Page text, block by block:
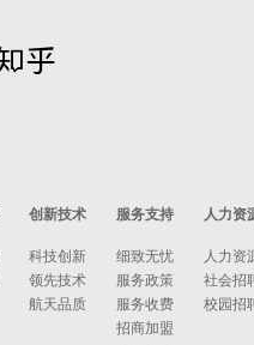
创新技术
科技创新
领先技术
航天品质
服务支持
细致无忧
服务政策
服务收费
招商加盟
人力资
人力资
社会招
校园招